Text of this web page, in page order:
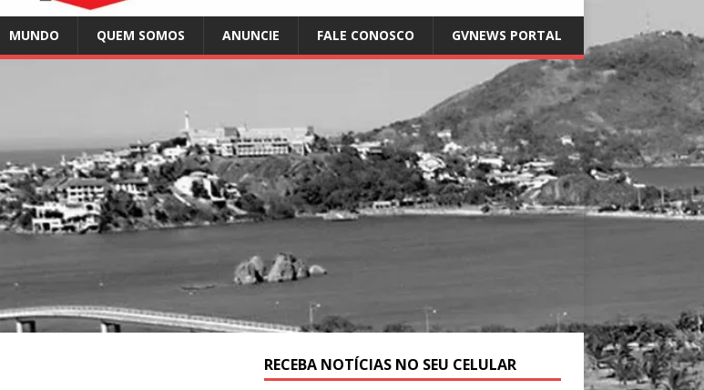
MUNDO QUEM SOMOS ANUNCIE FALE CONOSCO GVNEWS PORTAL
RECEBA NOTÍCIAS NO SEU CELULAR